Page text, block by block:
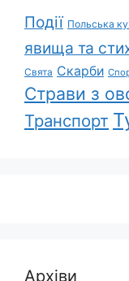
Події Польська
явища та
Свята Скарби
Страви з
Транспорт
Архіви